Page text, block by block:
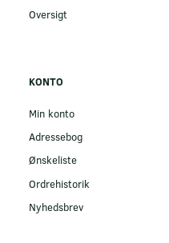
Oversigt
KONTO
Min konto
Adressebog
Ønskeliste
Ordrehistorik
Nyhedsbrev